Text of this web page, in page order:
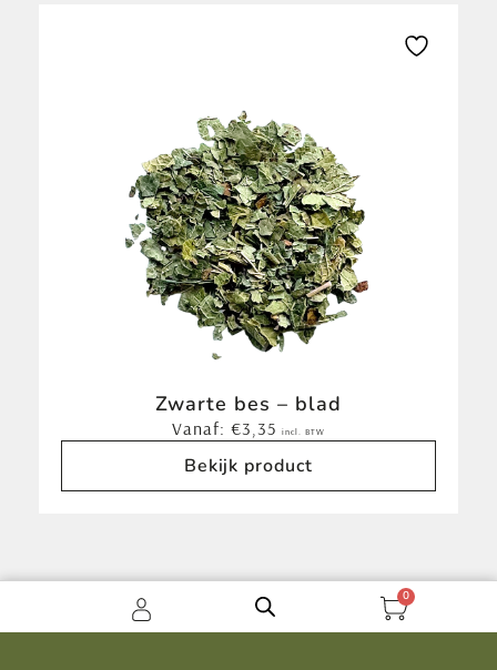
Zwarte bes – blad
Vanaf: €3,35 incl. BTW
Bekijk product
0